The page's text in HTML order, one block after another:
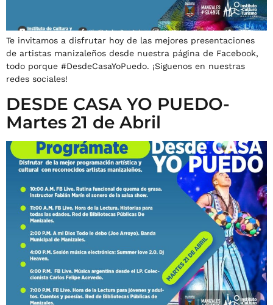
Te invitamos a disfrutar hoy de las mejores presentaciones
de artistas manizaleños desde nuestra página de Facebook,
todo porque #DesdeCasaYoPuedo. ¡Siguenos en nuestras
redes sociales!
DESDE CASA YO PUEDO-
Martes 21 de Abril